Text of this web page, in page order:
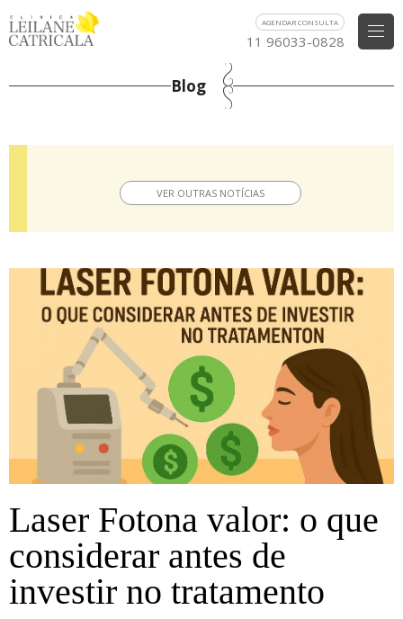
AGENDAR CONSULTA
11 96033-0828
Blog
VER OUTRAS NOTÍCIAS
Laser Fotona valor: o que
considerar antes de
investir no tratamento